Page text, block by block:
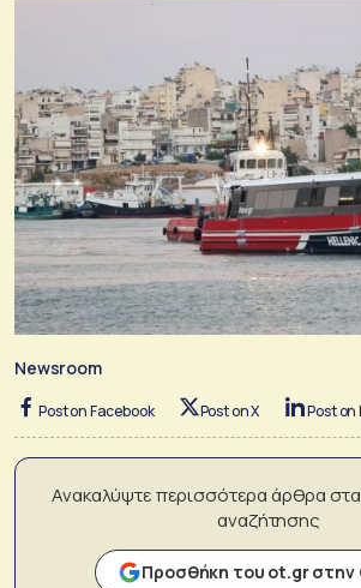
Newsroom
Post on Facebook Post on X Post on
Ανακαλύψτε περισσότερα άρθρα
αναζήτησης
Προσθήκη του ot.gr στην